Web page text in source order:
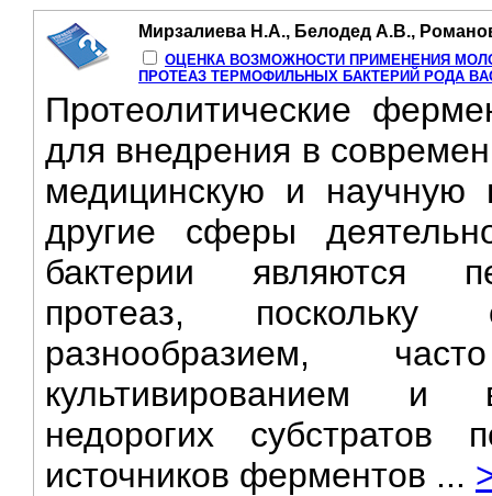
Мирзалиева Н.А., Белодед А.В.,
ОЦЕНКА ВОЗМОЖНОСТИ ПРИМЕНЕНИЯ
ПРОТЕАЗ ТЕРМОФИЛЬНЫХ БАКТЕРИЙ РОДА
Протеолитические
для внедрения в
медицинскую и научную
другие сферы
бактерии являются
протеаз,
разнообразием,
культивированием и
недорогих
источников ферментов ...